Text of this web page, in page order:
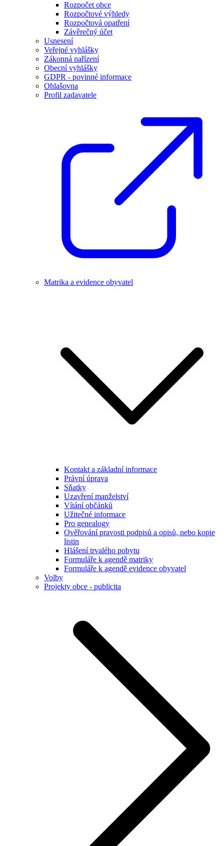
Rozpočet obce
Rozpočtové výhledy
Rozpočtová opatření
Závěrečný účet
Usnesení
Veřejné vyhlášky
Zákonná nařízení
Obecní vyhlášky
GDPR - povinné informace
Ohlašovna
Profil zadavatele
Matrika a evidence obyvatel
Kontakt a základní informace
Právní úprava
Sňatky
Uzavření manželství
Vítání občánků
Užitečné informace
Pro genealogy
Ověřování pravosti podpisů a opisů, nebo kopie
listin
Hlášení trvalého pobytu
Formuláře k agendě matriky
Formuláře k agendě evidence obyvatel
Volby
Projekty obce - publicita